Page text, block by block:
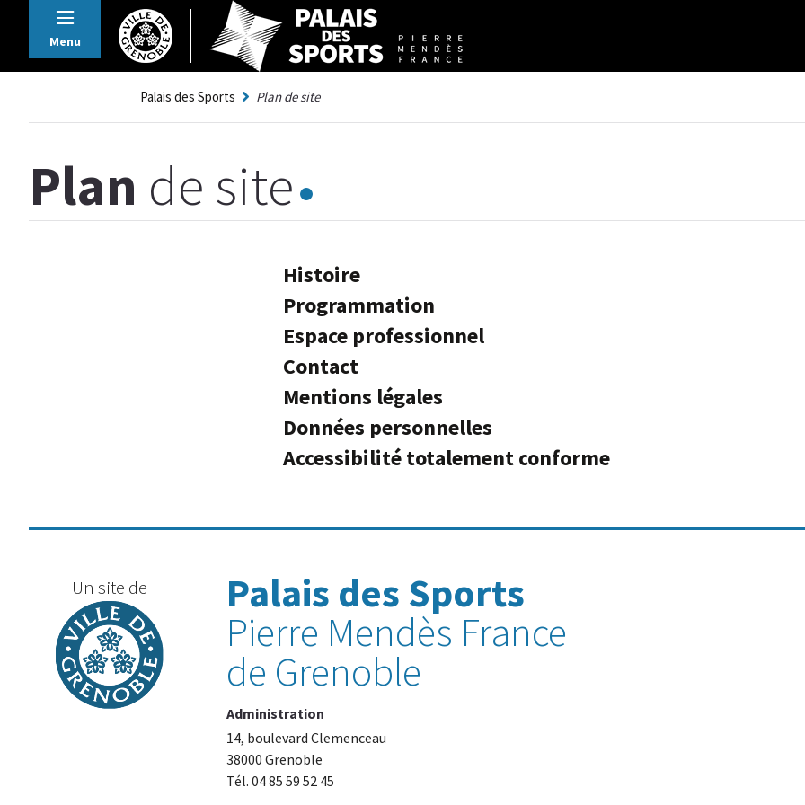
Panneau de gestion des cookies
Menu
Palais des Sports Plan de site
Plan de site
Histoire
Programmation
Espace professionnel
Contact
Mentions légales
Données personnelles
Accessibilité totalement conforme
Un site de
Palais des Sports
Pierre Mendès France
de Grenoble
Administration
14, boulevard Clemenceau
38000 Grenoble
Tél. 04 85 59 52 45